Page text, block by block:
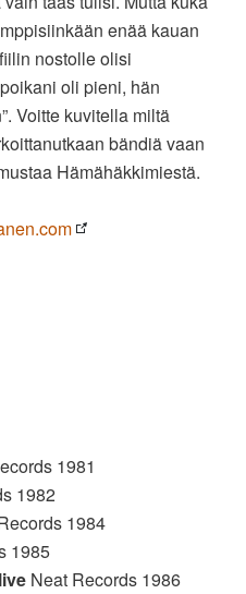
enää kauan
nostolle olisi
oli pieni, hän
Voitte kuvitella miltä
bändiä vaan
Hämähäkkimiestä.
1981
1982
1984
1985
live Neat Records 1986